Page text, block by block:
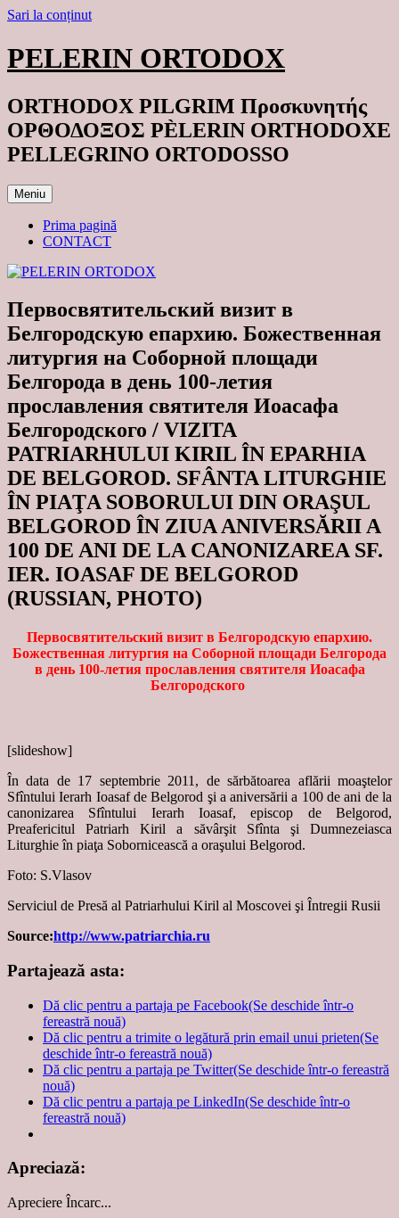
Sari la conținut
PELERIN ORTODOX
ORTHODOX PILGRIM Προσκυνητής
ΟΡΘΟΔΟΞΟΣ PÈLERIN ORTHODOXE
PELLEGRINO ORTODOSSO
Meniu
Prima pagină
CONTACT
Первосвятительский визит в
Белгородскую епархию. Божественная
литургия на Соборной площади
Белгорода в день 100-летия
прославления святителя Иоасафа
Белгородского / VIZITA
PATRIARHULUI KIRIL ÎN EPARHIA
DE BELGOROD. SFÂNTA LITURGHIE
ÎN PIAŢA SOBORULUI DIN ORAŞUL
BELGOROD ÎN ZIUA ANIVERSĂRII A
100 DE ANI DE LA CANONIZAREA SF.
IER. IOASAF DE BELGOROD
(RUSSIAN, PHOTO)
Первосвятительский визит в Белгородскую епархию.
Божественная литургия на Соборной площади Белгорода
в день 100-летия прославления святителя Иоасафа
Белгородского
[slideshow]
În data de 17 septembrie 2011, de sărbătoarea aflării moaştelor
Sfîntului Ierarh Ioasaf de Belgorod şi a aniversării a 100 de ani de la
canonizarea Sfîntului Ierarh Ioasaf, episcop de Belgorod,
Preafericitul Patriarh Kiril a săvârşit Sfînta şi Dumnezeiasca
Liturghie în piaţa Sobornicească a oraşului Belgorod.
Foto: S.Vlasov
Serviciul de Presă al Patriarhului Kiril al Moscovei şi Întregii Rusii
Source:http://www.patriarchia.ru
Partajează asta:
Dă clic pentru a partaja pe Facebook(Se deschide într-o
fereastră nouă)
Dă clic pentru a trimite o legătură prin email unui prieten(Se
deschide într-o fereastră nouă)
Dă clic pentru a partaja pe Twitter(Se deschide într-o fereastră
nouă)
Dă clic pentru a partaja pe LinkedIn(Se deschide într-o
fereastră nouă)
Apreciază:
Apreciere Încarc...